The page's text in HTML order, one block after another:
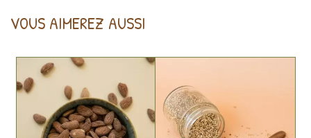
VOUS AIMEREZ AUSSI